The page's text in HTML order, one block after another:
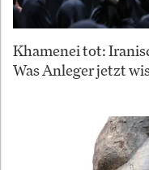
Khamenei tot:
Was Anleger jetzt